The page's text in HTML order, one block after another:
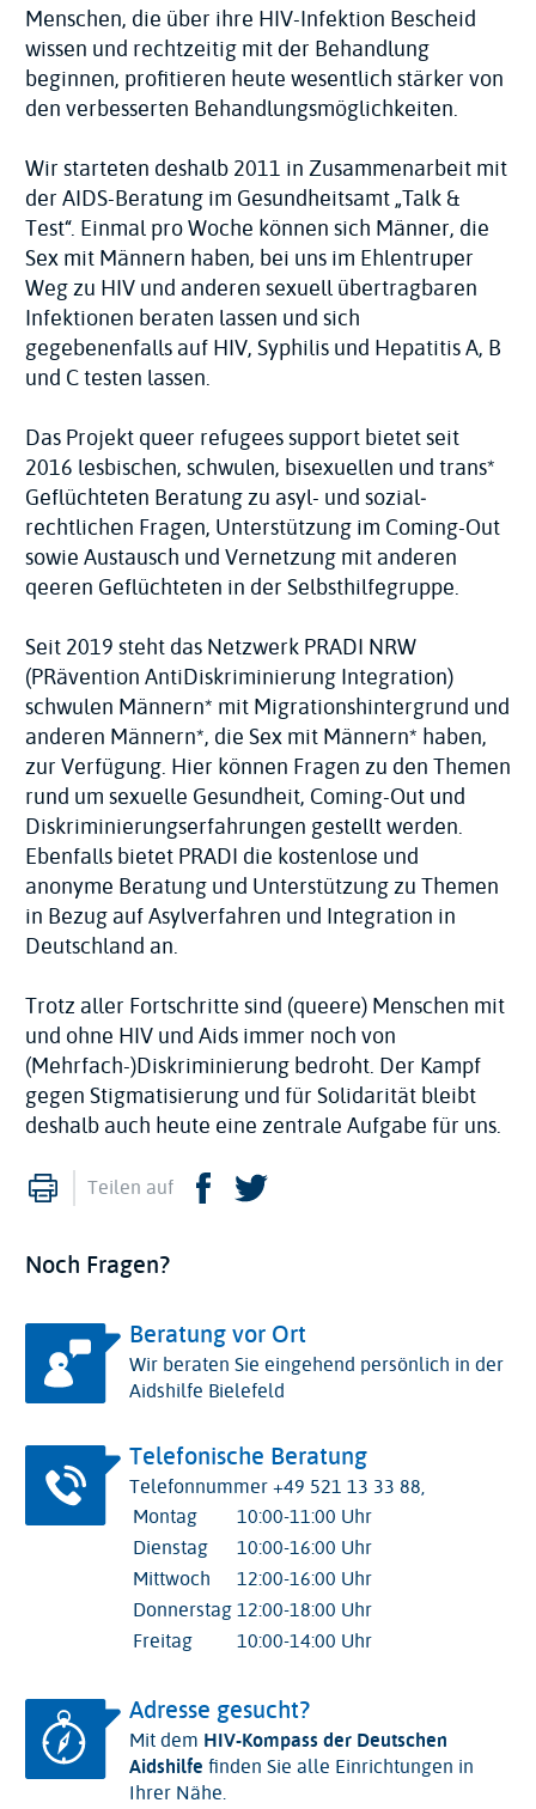
Menschen, die über ihre HIV-Infektion Bescheid
wissen und rechtzeitig mit der Behandlung
beginnen, profitieren heute wesentlich stärker von
den verbesserten Behandlungs­möglichkeiten.
Wir starteten deshalb 2011 in Zusammenarbeit mit
der AIDS-Beratung im Gesundheitsamt „Talk &
Test“. Einmal pro Woche können sich Männer, die
Sex mit Männern haben, bei uns im Ehlentruper
Weg zu HIV und anderen sexuell übertragbaren
Infektionen beraten lassen und sich
gegebenenfalls auf HIV, Syphilis und Hepatitis A, B
und C testen lassen.
Das Projekt queer refugees support bietet seit
2016 lesbischen, schwulen, bisexuellen und trans*
Geflüchteten Beratung zu asyl- und sozial­
rechtlichen Fragen, Unterstützung im Coming-Out
sowie Austausch und Vernetzung mit anderen
qeeren Geflüchteten in der Selbsthilfe­gruppe.
Seit 2019 steht das Netzwerk PRADI NRW
(PRävention AntiDiskriminierung Integration)
schwulen Männern* mit Migrations­hintergrund und
anderen Männern*, die Sex mit Männern* haben,
zur Verfügung. Hier können Fragen zu den Themen
rund um sexuelle Gesundheit, Coming-Out und
Diskriminierungs­erfahrungen gestellt werden.
Ebenfalls bietet PRADI die kostenlose und
anonyme Beratung und Unterstützung zu Themen
in Bezug auf Asylverfahren und Integration in
Deutschland an.
Trotz aller Fortschritte sind (queere) Menschen mit
und ohne HIV und Aids immer noch von
(Mehrfach-)Diskriminierung bedroht. Der Kampf
gegen Stigmatisierung und für Solidarität bleibt
deshalb auch heute eine zentrale Aufgabe für uns.
Drucken
Teilen auf Facebook
Noch Fragen?
Beratung vor Ort
Wir beraten Sie eingehend persönlich in der
Aidshilfe Bielefeld
Telefonische Beratung
Telefonnummer +49 521 13 33 88,
Montag
10:00-11:00 Uhr
Dienstag
10:00-16:00 Uhr
Mittwoch
12:00-16:00 Uhr
Donnerstag12:00-18:00 Uhr
Freitag
10:00-14:00 Uhr
Adresse gesucht?
Mit dem HIV-Kompass der Deutschen
Aidshilfe finden Sie alle Einrichtungen in
Ihrer Nähe.